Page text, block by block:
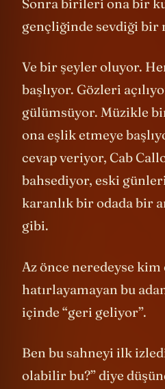
gençliğinde sevdiği bir
Ve bir şeyler oluyor.
başlıyor. Gözleri
gülümsüyor. Müzikle
ona eşlik etmeye
cevap veriyor, Cab
bahsediyor, eski
karanlık bir odada bir
gibi.
Az önce neredeyse
hatırlayamayan bu
içinde “geri geliyor”.
Ben bu sahneyi ilk
olabilir bu?” diye